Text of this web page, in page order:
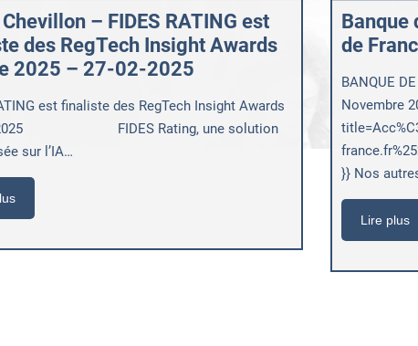
– FIDES RATING est
des RegTech Insight Awards
2025 – 27-02-2025
est finaliste des RegTech Insight Awards
2025 FIDES Rating, une solution
sur l’IA…
Banque
de
BANQUE
Novembre
}} Nos
Lire plus